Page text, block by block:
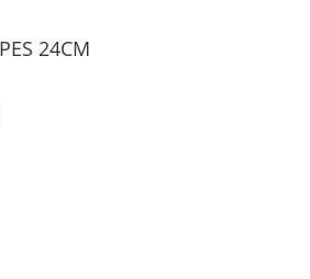
24CM